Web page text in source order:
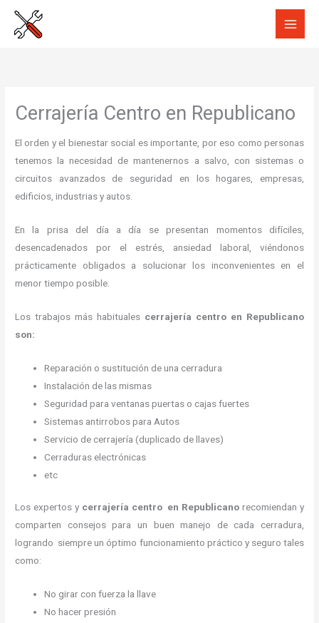
Cerrajería Centro en Republicano
El orden y el bienestar social es importante, por eso como personas
tenemos la necesidad de mantenernos a salvo, con sistemas o
circuitos avanzados de seguridad en los hogares, empresas,
edificios, industrias y autos.
En la prisa del día a día se presentan momentos difíciles,
desencadenados por el estrés, ansiedad laboral, viéndonos
prácticamente obligados a solucionar los inconvenientes en el
menor tiempo posible.
Los trabajos más habituales cerrajería centro en Republicano
son:
Reparación o sustitución de una cerradura
Instalación de las mismas
Seguridad para ventanas puertas o cajas fuertes
Sistemas antirrobos para Autos
Servicio de cerrajería (duplicado de llaves)
Cerraduras electrónicas
etc
Los expertos y cerrajería centro en Republicano recomiendan y
comparten consejos para un buen manejo de cada cerradura,
logrando siempre un óptimo funcionamiento práctico y seguro tales
como:
No girar con fuerza la llave
No hacer presión